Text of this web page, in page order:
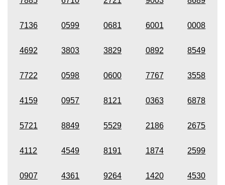
7136 0599 0681 6001 0008
4692 3803 3829 0892 8549
7722 0598 0600 7767 3558
4159 0957 8121 0363 6878
5721 8849 5529 2186 2675
4112 4549 8191 1874 2599
0907 4361 9264 1420 4530